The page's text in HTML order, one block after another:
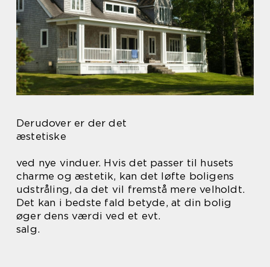
Derudover er der det
æstetiske
ved nye vinduer. Hvis det passer til husets
charme og æstetik, kan det løfte boligens
udstråling, da det vil fremstå mere velholdt.
Det kan i bedste fald betyde, at din bolig
øger dens værdi ved et evt.
salg.